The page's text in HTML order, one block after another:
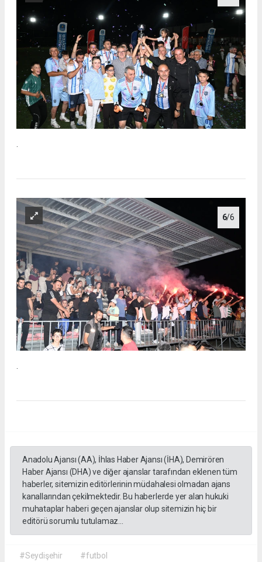
6/6
Anadolu Ajansı (AA), İhlas Haber Ajansı (İHA), Demirören
Haber Ajansı (DHA) ve diğer ajanslar tarafından eklenen tüm
haberler, sitemizin editörlerinin müdahalesi olmadan ajans
kanallarından çekilmektedir. Bu haberlerde yer alan hukuki
muhataplar haberi geçen ajanslar olup sitemizin hiç bir
editörü sorumlu tutulamaz...
#Seydişehir #futbol